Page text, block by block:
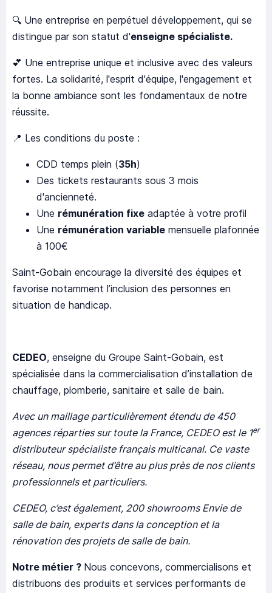
🔍 Une entreprise en perpétuel développement, qui se
distingue par son statut d'enseigne spécialiste.
💕 Une entreprise unique et inclusive avec des valeurs
fortes. La solidarité, l'esprit d'équipe, l'engagement et
la bonne ambiance sont les fondamentaux de notre
réussite.
📍 Les conditions du poste :
CDD temps plein (35h)
Des tickets restaurants sous 3 mois
d'ancienneté.
Une rémunération fixe adaptée à votre profil
Une rémunération variable mensuelle plafonnée
à 100€
Saint-Gobain encourage la diversité des équipes et
favorise notamment l’inclusion des personnes en
situation de handicap.
CEDEO, enseigne du Groupe Saint-Gobain, est
spécialisée dans la commercialisation d’installation de
chauffage, plomberie, sanitaire et salle de bain.
Avec un maillage particulièrement étendu de 450
agences réparties sur toute la France, CEDEO est le 1er
distributeur spécialiste français multicanal. Ce vaste
réseau, nous permet d’être au plus près de nos clients
professionnels et particuliers.
CEDEO, c’est également, 200 showrooms Envie de
salle de bain, experts dans la conception et la
rénovation des projets de salle de bain.
Notre métier ? Nous concevons, commercialisons et
distribuons des produits et services performants de